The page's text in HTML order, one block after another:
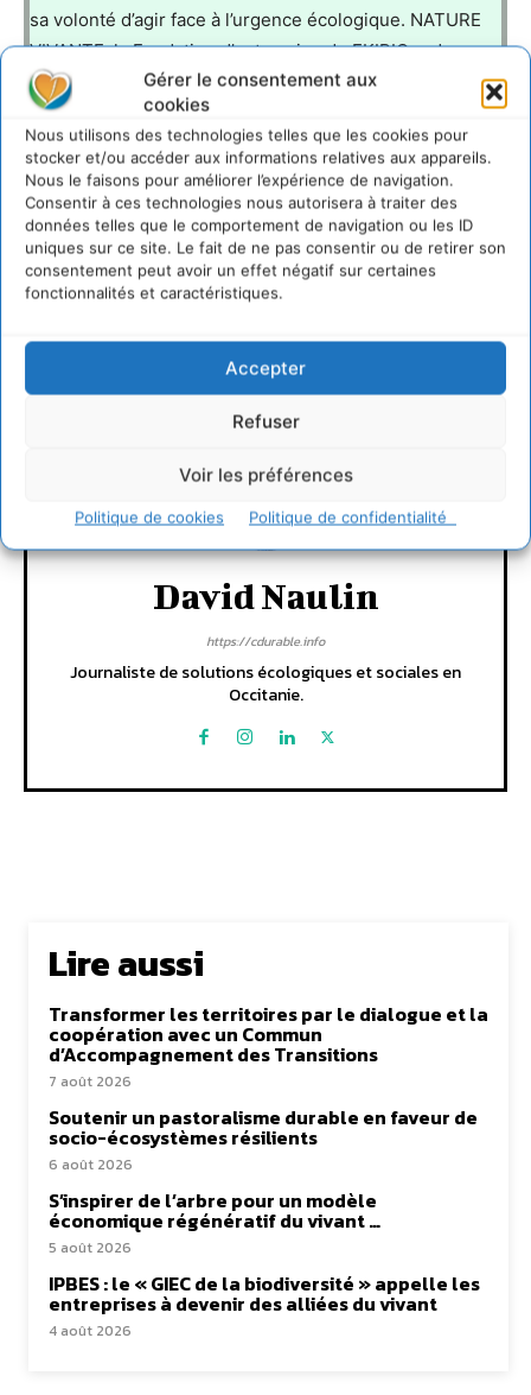
Gérer le consentement aux
cookies
Nous utilisons des technologies telles que les cookies pour
stocker et/ou accéder aux informations relatives aux appareils.
Nous le faisons pour améliorer l’expérience de navigation.
Consentir à ces technologies nous autorisera à traiter des
données telles que le comportement de navigation ou les ID
uniques sur ce site. Le fait de ne pas consentir ou de retirer son
consentement peut avoir un effet négatif sur certaines
fonctionnalités et caractéristiques.
Accepter
Refuser
Voir les préférences
Politique de cookies Politique de confidentialité
sa volonté d’agir face à l’urgence écologique. NATURE
VIVANTE, la Fondation d’entreprise de EKIBIO, a donc
été créée pour mettre en action les choix écologiques
du groupe.
http://www.naturevivante.com
LAISSER UN COMMENTAIRE
David Naulin
https://cdurable.info
Journaliste de solutions écologiques et sociales en
Occitanie.
Lire aussi
Transformer les territoires par le dialogue et la
coopération avec un Commun
d’Accompagnement des Transitions
7 août 2026
Soutenir un pastoralisme durable en faveur de
socio-écosystèmes résilients
6 août 2026
S’inspirer de l’arbre pour un modèle
économique régénératif du vivant …
5 août 2026
IPBES : le « GIEC de la biodiversité » appelle les
entreprises à devenir des alliées du vivant
4 août 2026